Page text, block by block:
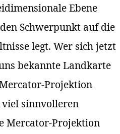
Ebene
Schwerpunkt auf die
legt. Wer sich jetzt
bekannte Landkarte
Projektion
viel sinnvolleren
Mercator-Projektion